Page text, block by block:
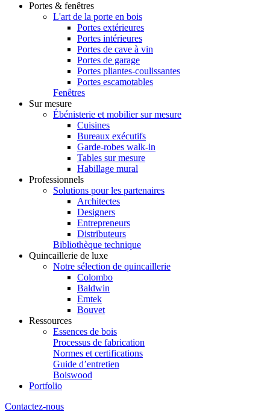
Portes & fenêtres
L'art de la porte en bois
Portes extérieures
Portes intérieures
Portes de cave à vin
Portes de garage
Portes pliantes-coulissantes
Portes escamotables
Fenêtres
Sur mesure
Ébénisterie et mobilier sur mesure
Cuisines
Bureaux exécutifs
Garde-robes walk-in
Tables sur mesure
Habillage mural
Professionnels
Solutions pour les partenaires
Architectes
Designers
Entrepreneurs
Distributeurs
Bibliothèque technique
Quincaillerie de luxe
Notre sélection de quincaillerie
Colombo
Baldwin
Emtek
Bouvet
Ressources
Essences de bois
Processus de fabrication
Normes et certifications
Guide d’entretien
Boiswood
Portfolio
Contactez-nous